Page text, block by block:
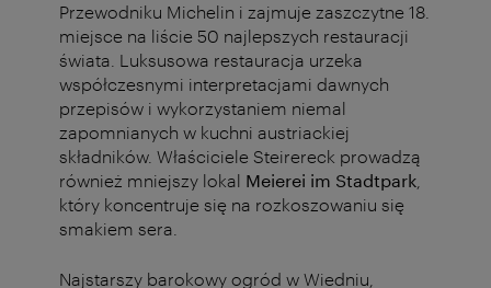
Przewodniku Michelin i zajmuje zaszczytne 18.
miejsce na liście 50 najlepszych restauracji
świata. Luksusowa restauracja urzeka
współczesnymi interpretacjami dawnych
przepisów i wykorzystaniem niemal
zapomnianych w kuchni austriackiej
składników. Właściciele Steirereck prowadzą
również mniejszy lokal Meierei im Stadtpark
który koncentruje się na rozkoszowaniu się
smakiem sera.
Najstarszy barokowy ogród w Wiedniu,